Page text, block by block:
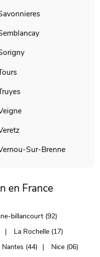
Sur-Brenne
en France
billancourt (92)
La Rochelle (17)
Nantes (44)
Nice (06)